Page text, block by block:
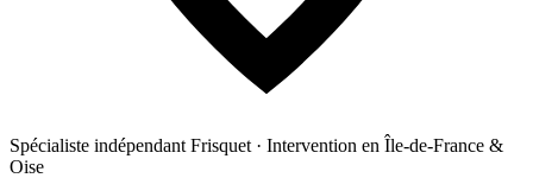
Spécialiste indépendant Frisquet · Intervention en Île-de-France &
Oise